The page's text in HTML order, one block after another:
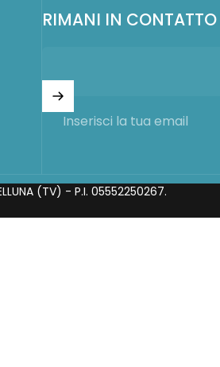
RIMANI IN
Inserisci la tua email
(TV) - P.I. 05552250267.